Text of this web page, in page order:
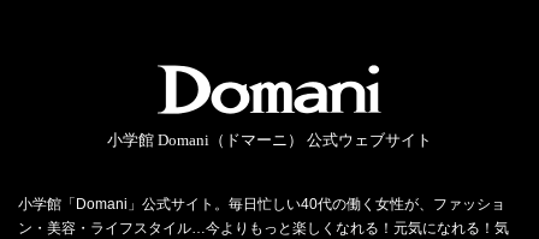
小学館 Domani（ドマーニ） 公式ウェブサイト
小学館「Domani」公式サイト。毎日忙しい40代の働く女性が、ファッショ
ン・美容・ライフスタイル…今よりもっと楽しくなれる！元気になれる！気